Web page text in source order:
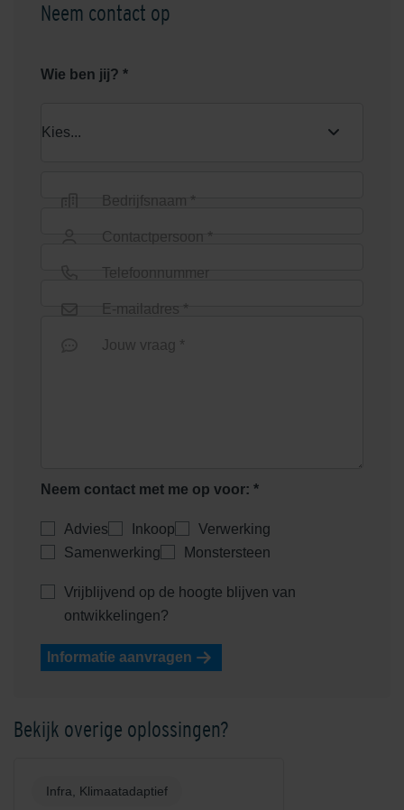
Neem contact op
Wie ben jij? *
Bedrijfsnaam *
Contactpersoon *
Telefoonnummer
E-mailadres *
Jouw vraag *
Neem contact met me op voor: *
Advies Inkoop
Verwerking
Samenwerking
Monstersteen
Vrijblijvend op de hoogte blijven van
ontwikkelingen?
Informatie aanvragen
Bekijk overige oplossingen?
Infra, Klimaatadaptief